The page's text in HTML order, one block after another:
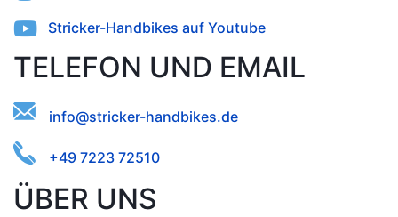
Stricker-Handbikes auf Youtube
TELEFON UND EMAIL
ee.c@boskirkferni-
tndidsha
+49 7223 72510
ÜBER UNS